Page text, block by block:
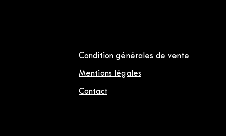
Condition générales de vente
Mentions légales
Contact